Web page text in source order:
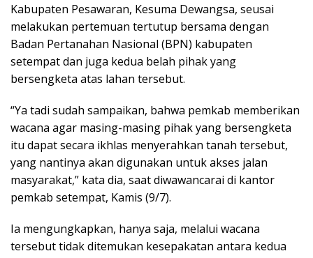
Kabupaten Pesawaran, Kesuma Dewangsa, seusai
melakukan pertemuan tertutup bersama dengan
Badan Pertanahan Nasional (BPN) kabupaten
setempat dan juga kedua belah pihak yang
bersengketa atas lahan tersebut.
“Ya tadi sudah sampaikan, bahwa pemkab memberikan
wacana agar masing-masing pihak yang bersengketa
itu dapat secara ikhlas menyerahkan tanah tersebut,
yang nantinya akan digunakan untuk akses jalan
masyarakat,” kata dia, saat diwawancarai di kantor
pemkab setempat, Kamis (9/7).
Ia mengungkapkan, hanya saja, melalui wacana
tersebut tidak ditemukan kesepakatan antara kedua